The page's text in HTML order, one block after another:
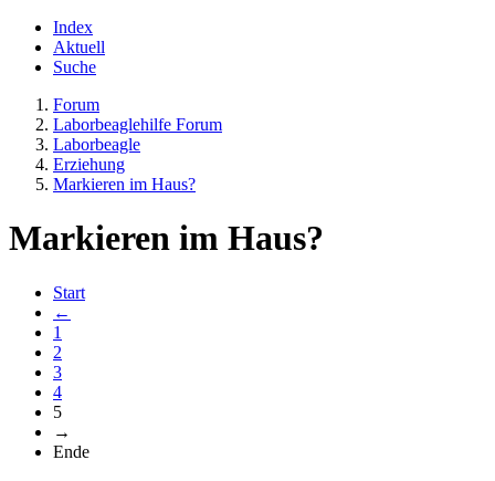
Index
Aktuell
Suche
Forum
Laborbeaglehilfe Forum
Laborbeagle
Erziehung
Markieren im Haus?
Markieren im Haus?
Start
←
1
2
3
4
5
→
Ende